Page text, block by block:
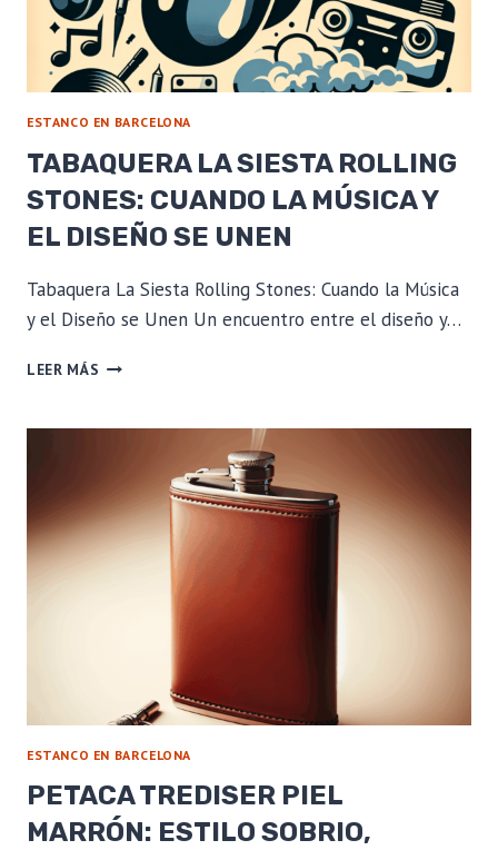
ESTANCO EN BARCELONA
TABAQUERA LA SIESTA ROLLING
STONES: CUANDO LA MÚSICA Y
EL DISEÑO SE UNEN
Tabaquera La Siesta Rolling Stones: Cuando la Música
y el Diseño se Unen Un encuentro entre el diseño y…
LEER MÁS TABAQUERA
ROLLING
LA
MÚSICA
Y
ESTANCO EN BARCELONA
PETACA TREDISER PIEL
MARRÓN: ESTILO SOBRIO,